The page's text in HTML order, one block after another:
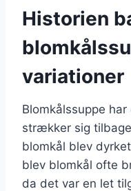
Historien
variationer
Blomkålssuppe
strækker sig
blomkål blev
blev blomkål ofte
da det var en let